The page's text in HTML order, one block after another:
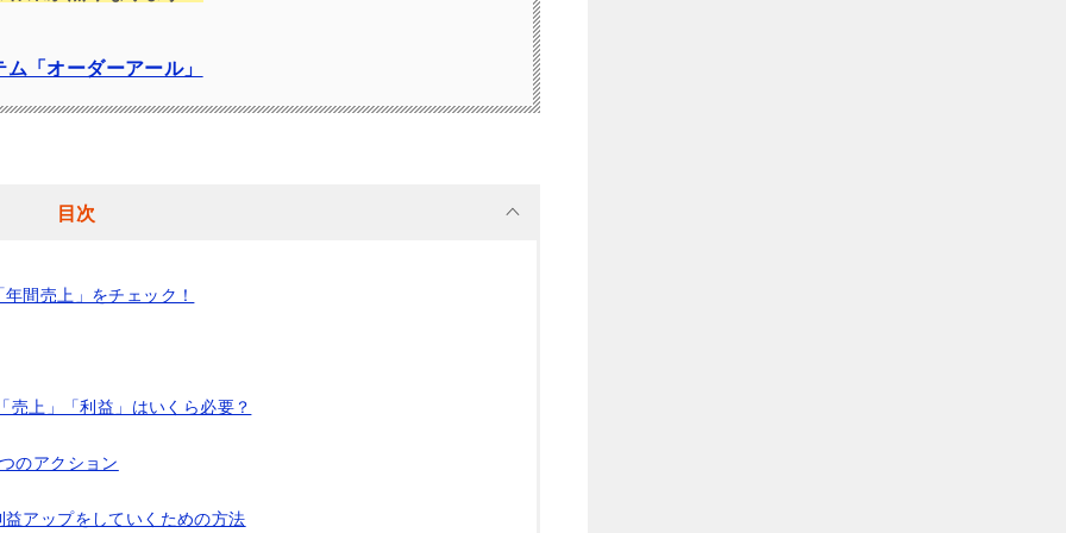
「オーダーアール」
目次
間売上」をチェック！
上」「利益」はいくら必要？
のアクション
アップをしていくための方法